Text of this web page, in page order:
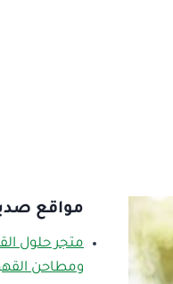
مواقع
متجر حلول
ومطاحن